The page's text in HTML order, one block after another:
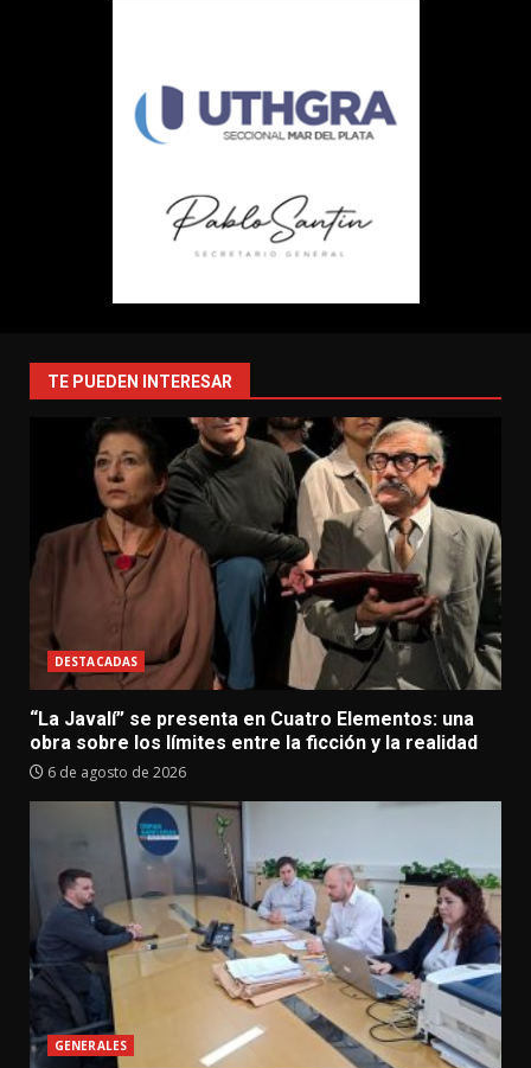
TE PUEDEN INTERESAR
DESTACADAS
“La Javalí” se presenta en Cuatro Elementos: una
obra sobre los límites entre la ficción y la realidad
6 de agosto de 2026
GENERALES